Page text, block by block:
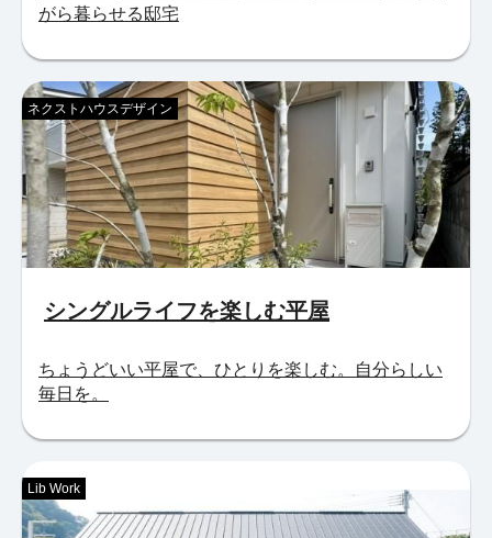
がら暮らせる邸宅
シングルライフを楽しむ平屋
ネクストハウスデザイン
ちょうどいい平屋で、ひとりを楽しむ。自分らしい
毎日を。
Lib Work